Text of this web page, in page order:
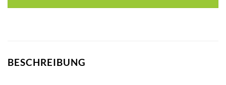
BESCHREIBUNG